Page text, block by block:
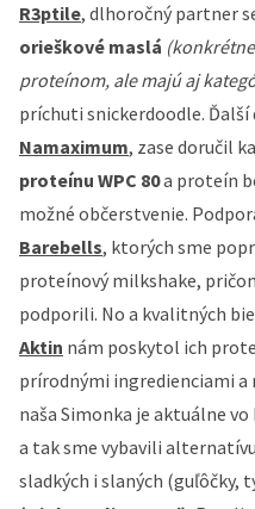
R3ptile, dlhoročný partner
orieškové maslá
proteínom, ale majú aj
príchuti snickerdoodle.
Namaximum, zase doručil
proteínu WPC 80a proteín
možné občerstvenie.
Barebells, ktorých sme
proteínový milkshake,
podporili. No a kvalitných
Aktin nám poskytol ich
prírodnými ingredienciami a
naša Simonka je aktuálne
a tak sme vybavili
sladkých i slaných (guľôčky,